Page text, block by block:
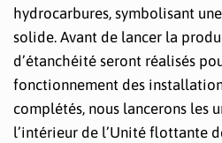
hydrocarbures, symbolisant
solide. Avant de lancer la
d’étanchéité seront réalisés
fonctionnement des
complétés, nous lancerons les
l’intérieur de l’Unité flottante